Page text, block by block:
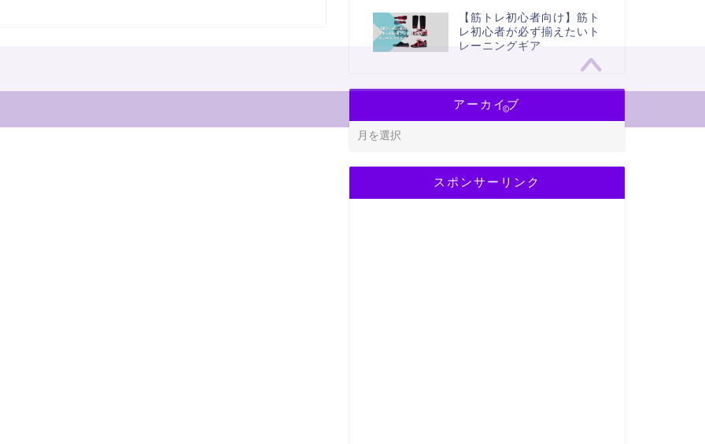
【筋トレ初心者向け】筋ト
レ初心者が必ず揃えたいト
レーニングギア
アーカイブ
スポンサーリンク
2019–2026 Torekamedia